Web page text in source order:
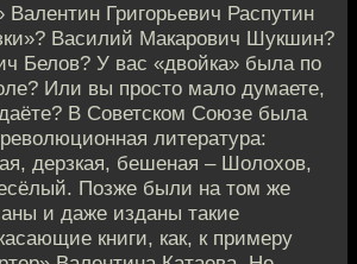
Валентин Григорьевич Распутин
Василий Макарович Шукшин?
Белов? У вас «двойка» была по
Или вы просто мало думаете,
В Советском Союзе была
литература:
дерзкая, бешеная – Шолохов,
Позже были на том же
и даже изданы такие
книги, как, к примеру